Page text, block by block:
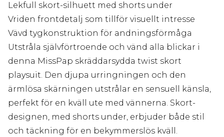
Lekfull skort-silhuett med shorts under
Vriden frontdetalj som tillför visuellt intresse
Vävd tygkonstruktion för andningsförmåga
Utstråla självförtroende och vänd alla blickar i
denna MissPap skräddarsydda twist skort
playsuit. Den djupa urringningen och den
ärmlösa skärningen utstrålar en sensuell känsla,
perfekt för en kväll ute med vännerna. Skort-
designen, med shorts under, erbjuder både stil
och täckning för en bekymmerslös kväll.